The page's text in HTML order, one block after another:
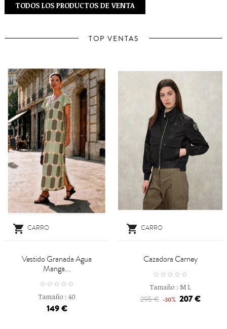
TODOS LOS PRODUCTOS DE VENTA
TOP VENTAS
 CARRO
Vestido Granada Agua
Manga...
Tamaño : 40
149 €
 CARRO
Cazadora Carney
Tamaño : M L
295 € -30% 207 €